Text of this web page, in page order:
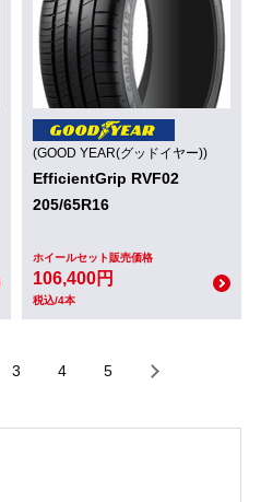
(GOOD YEAR(グッドイヤー))
EfficientGrip RVF02
205/65R16
ホイールセット販売価格
106,400円
税込/4本
3 4 5